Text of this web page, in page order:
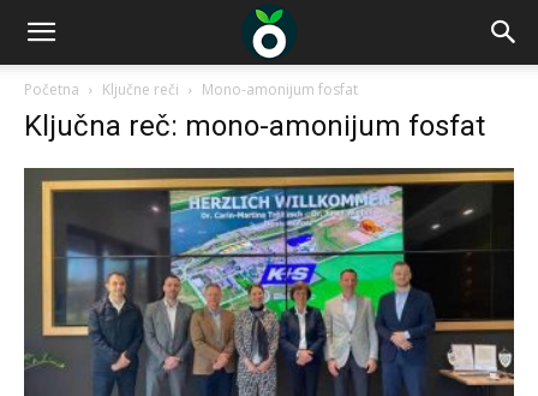
Početna Ključne reči Mono-amonijum fosfat
Ključna reč: mono-amonijum fosfat